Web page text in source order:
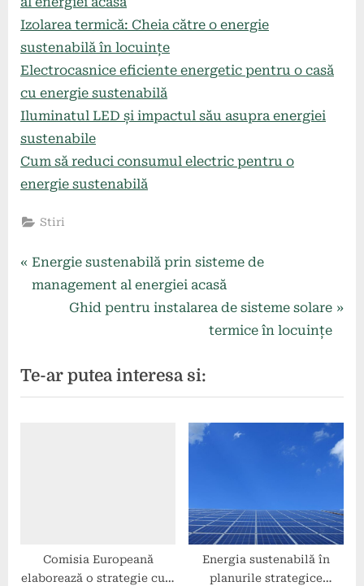
Izolarea termică: Cheia către o energie
sustenabilă în locuințe
Electrocasnice eficiente energetic pentru o casă
cu energie sustenabilă
Iluminatul LED și impactul său asupra energiei
sustenabile
Cum să reduci consumul electric pentru o
energie sustenabilă
Stiri
Navigare
P
r
o
u
Energie sustenabilă prin sisteme de
management al energiei acasă
N
t
P
Ghid pentru instalarea de sisteme solare
termice în locuințe
Te-ar putea interesa si:
Comisia Europeană
elaborează o strategie cu 7
Energia sustenabilă în
planurile strategice